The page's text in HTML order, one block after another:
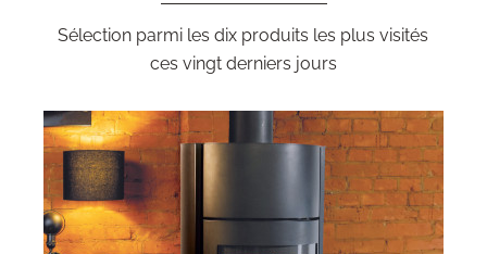
Sélection parmi les dix produits les plus visités
ces vingt derniers jours